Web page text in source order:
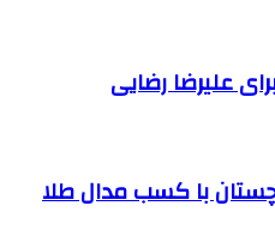
علیرضا رضایی
با کسب مدال طلا